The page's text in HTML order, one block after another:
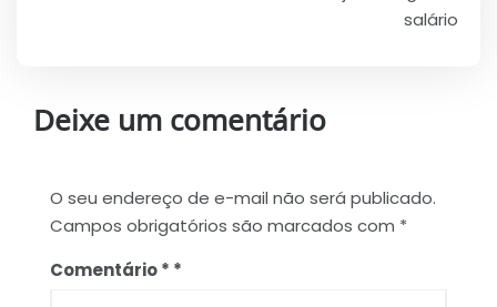
salário
Deixe um comentário
O seu endereço de e-mail não será publicado.
Campos obrigatórios são marcados com *
Comentário*